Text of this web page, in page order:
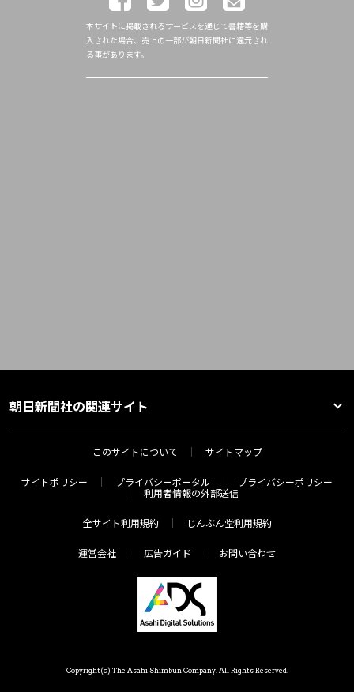
本サイトに掲載されるサービスを通じて書籍等を購
入された場合、売上の一部が朝日新聞社に還元され
る事があります。
朝日新聞社の関連サイト
このサイトについて サイトマップ
サイトポリシー プライバシーポータル
プライバシーポリシー
利用者情報の外部送信
全サイト利用規約 じんぶん堂利用規約
運営会社 広告ガイド お問い合わせ
Copyright(c) The Asahi Shimbun Company. All Rights Reserved.